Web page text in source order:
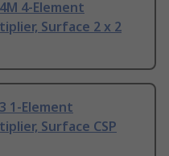
4-Element
Surface 2 x 2
1-Element
Surface CSP